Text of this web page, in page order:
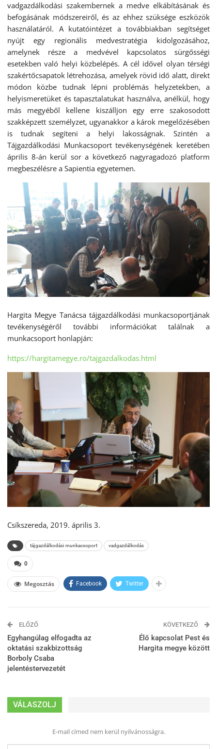
vadgazdálkodási szakembernek a medve elkábításának és
befogásának módszereiről, és az ehhez szüksége eszközök
használatáról. A kutatóintézet a továbbiakban segítséget
nyújt egy regionális medvestratégia kidolgozásához,
amelynek része a medvével kapcsolatos sürgősségi
esetekben való helyi közbelépés. A cél idővel olyan térségi
szakértőcsapatok létrehozása, amelyek rövid idő alatt, direkt
módon közbe tudnak lépni problémás helyzetekben, a
helyismeretüket és tapasztalatukat használva, anélkül, hogy
más megyéből kellene kiszálljon egy erre szakosodott
szakképzett személyzet, ugyanakkor a károk megelőzésében
is tudnak segíteni a helyi lakosságnak. Szintén a
Tájgazdálkodási Munkacsoport tevékenységének keretében
április 8-án kerül sor a következő nagyragadozó platform
megbeszélésre a Sapientia egyetemen.
Hargita Megye Tanácsa tájgazdálkodási munkacsoportjának
tevékenységéről további információkat találnak a
munkacsoport honlapján:
https://hargitamegye.ro/tajgazdalkodas.html
Csíkszereda, 2019. április 3.
tájgazdálkodási munkacsoport vadgazdálkodás
0
Megosztás Facebook Twitter
ELŐZŐ
Egyhangúlag elfogadta az
oktatási szakbizottság
Borboly Csaba
jelentéstervezetét
KÖVETKEZŐ
Élő kapcsolat Pest és
Hargita megye között
VÁLASZOLJ
E-mail címed nem kerül nyilvánosságra.